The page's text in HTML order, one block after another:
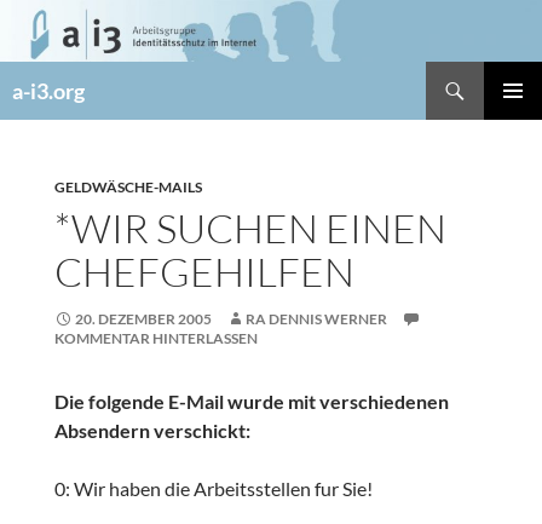
Zum
Inhalt
a-i3.org
GELDWÄSCHE-MAILS
*WIR SUCHEN EINEN
CHEFGEHILFEN
20. DEZEMBER 2005
RA DENNIS WERNER
KOMMENTAR HINTERLASSEN
Die folgende E-Mail wurde mit verschiedenen
Absendern verschickt:
0: Wir haben die Arbeitsstellen fur Sie!